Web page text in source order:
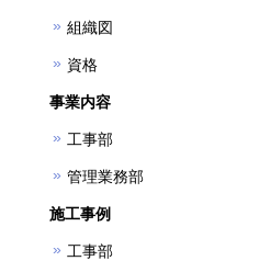
組織図
資格
事業内容
工事部
管理業務部
施工事例
工事部